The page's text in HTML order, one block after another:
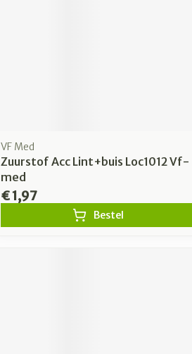
VF Med
Zuurstof Acc Lint+buis Loc1012 Vf-
med
€ 1,97
Bestel